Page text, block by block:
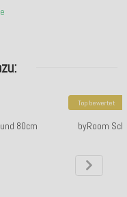
80cm
Top bewertet
byRoom